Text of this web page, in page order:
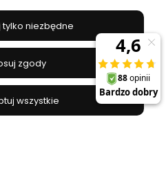
niezbędne
zgody
wszystkie